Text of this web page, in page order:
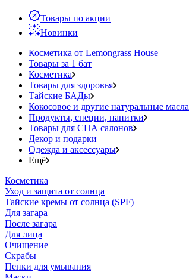
Товары по акции
Новинки
Косметика от Lemongrass House
Товары за 1 бат
Косметика
Товары для здоровья
Тайские БАДы
Кокосовое и другие натуральные масла
Продукты, специи, напитки
Товары для СПА салонов
Декор и подарки
Одежда и аксессуары
Ещё
Косметика
Уход и защита от солнца
Тайские кремы от солнца (SPF)
Для загара
После загара
Для лица
Очищение
Скрабы
Пенки для умывания